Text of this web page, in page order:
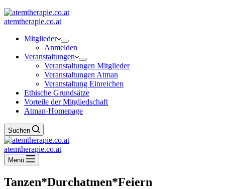
atemtherapie.co.at
Mitglieder
Anmelden
Veranstaltungen
Veranstaltungen Mitglieder
Veranstaltungen Atman
Veranstaltung Einreichen
Ethische Grundsätze
Vorteile der Mitgliedschaft
Atman-Homepage
Suchen
atemtherapie.co.at
Menü
Tanzen*Durchatmen*Feiern